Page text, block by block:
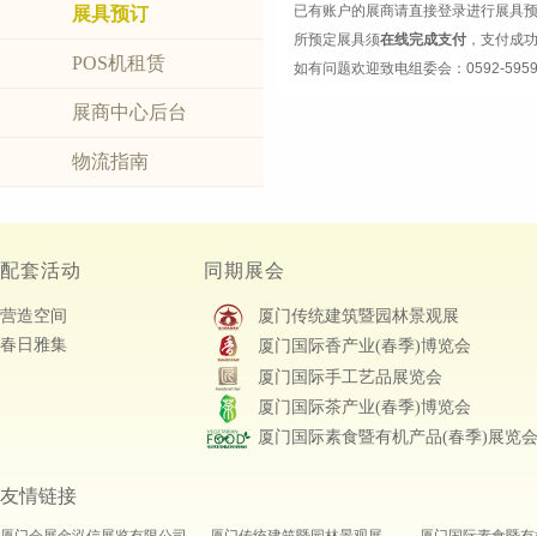
展具预订
POS机租赁
展商中心后台
物流指南
已有账户的展商请直接登录进行展具
所预定展具须在线完成支付 ，支付成
如有问题欢迎致电组委会：0592-
配套活动
营造空间
春日雅集
同期展会
厦门传统建筑暨园林景观展
厦门国际香产业(春季)博览会
厦门国际手工艺品展览会
厦门国际茶产业(春季)博览会
厦门国际素食暨有机产品(春季)展览会
友情链接